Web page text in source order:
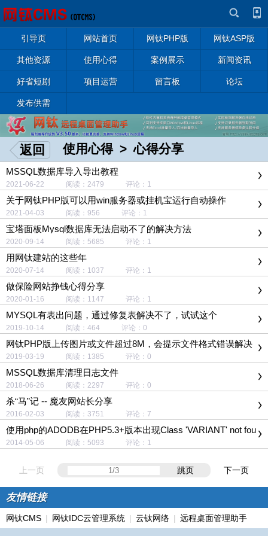
引导页 网站首页 网钛PHP版 网钛ASP版
其他资源 使用心得 案例展示 新闻资讯
好省短剧 项目运营 留言板 论坛
发布供需
返回 使用心得>心得分享
MSSQL数据库导入导出教程
2021-06-22 阅读：2479 评论：1
关于网钛PHP版可以用win服务器或挂机宝运行自动操作
2021-04-03 阅读：956 评论：1
宝塔面板Mysql数据库无法启动不了的解决方法
2020-09-14 阅读：5685 评论：1
用网钛建站的这些年
2020-07-14 阅读：1037 评论：1
做保险网站挣钱心得分享
2020-01-16 阅读：1147 评论：1
MYSQL有表出问题，通过修复表解决不了，试试这个
2019-10-14 阅读：464 评论：0
网钛PHP版上传图片或文件超过8M，会提示文件格式错误解决
办法
2019-03-19 阅读：1385 评论：0
MSSQL数据库清理日志文件
2018-06-26 阅读：2297 评论：0
杀“马”记 -- 魔友网站长分享
2016-02-03 阅读：3751 评论：7
使用php的ADODB在PHP5.3+版本出现Class 'VARIANT' not fou
nd错误的解决方案
2014-05-06 阅读：5093 评论：1
上一页 跳页 下一页
友情链接
网钛CMS | 网钛IDC云管理系统 | 云钛网络 | 远程桌面管理助手